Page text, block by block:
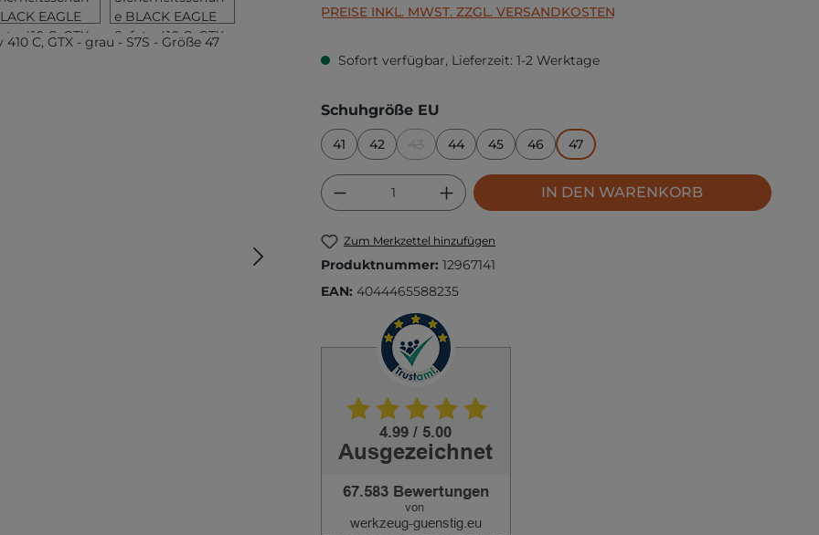
PREISE INKL. MWST. ZZGL. VERSANDKOSTEN
Sofort verfügbar, Lieferzeit: 1-2 Werktage
Schuhgröße EUauswählen
41 42
(DIESE OPTION IST ZURZEIT NICHT VERFÜGBAR.)
44 45 46 47
Produkt Anzahl: Gib den gewünschten Wert
IN DEN WARENKORB
Zum Merkzettel hinzufügen
Produktnummer: 12967141
EAN: 4044465588235